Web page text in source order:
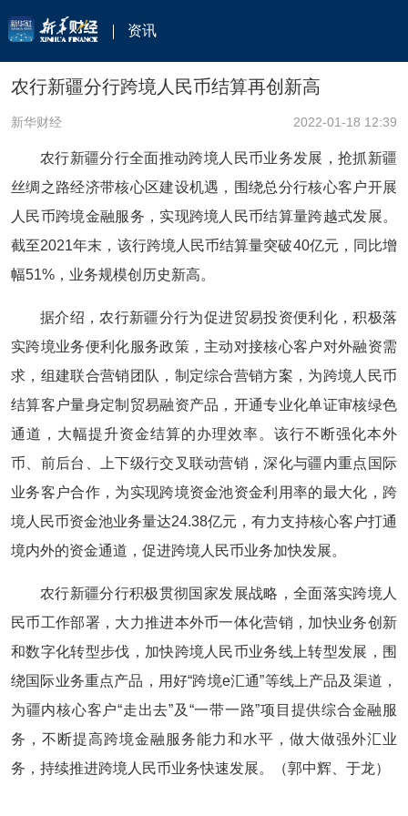
资讯
农行新疆分行跨境人民币结算再创新高
新华财经 2022-01-18 12:39
农行新疆分行全面推动跨境人民币业务发展，抢抓新疆
丝绸之路经济带核心区建设机遇，围绕总分行核心客户开展
人民币跨境金融服务，实现跨境人民币结算量跨越式发展。
截至2021年末，该行跨境人民币结算量突破40亿元，同比增
幅51%，业务规模创历史新高。
据介绍，农行新疆分行为促进贸易投资便利化，积极落
实跨境业务便利化服务政策，主动对接核心客户对外融资需
求，组建联合营销团队，制定综合营销方案，为跨境人民币
结算客户量身定制贸易融资产品，开通专业化单证审核绿色
通道，大幅提升资金结算的办理效率。该行不断强化本外
币、前后台、上下级行交叉联动营销，深化与疆内重点国际
业务客户合作，为实现跨境资金池资金利用率的最大化，跨
境人民币资金池业务量达24.38亿元，有力支持核心客户打通
境内外的资金通道，促进跨境人民币业务加快发展。
农行新疆分行积极贯彻国家发展战略，全面落实跨境人
民币工作部署，大力推进本外币一体化营销，加快业务创新
和数字化转型步伐，加快跨境人民币业务线上转型发展，围
绕国际业务重点产品，用好“跨境e汇通”等线上产品及渠道，
为疆内核心客户“走出去”及“一带一路”项目提供综合金融服
务，不断提高跨境金融服务能力和水平，做大做强外汇业
务，持续推进跨境人民币业务快速发展。（郭中辉、于龙）